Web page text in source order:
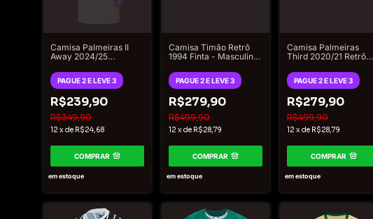
Camisa Palmeiras II
Away 2024/25
Masculino - Branco e
Dourado
PAGUE 2 E LEVE 3
R$239,90
R$349,90
12 xde R$24,68
COMPRAR
em estoque
Camisa Timão Retrô
1994 Finta - Masculina
PAGUE 2 E LEVE 3
R$279,90
R$499,90
12 xde R$28,79
COMPRAR
em estoque
Camisa Palmeiras
Third 2020/21 Retrô
Masculina - Verde
PAGUE 2 E LEVE 3
R$279,90
R$499,90
12 xde R$28,79
COMPRAR
em estoque